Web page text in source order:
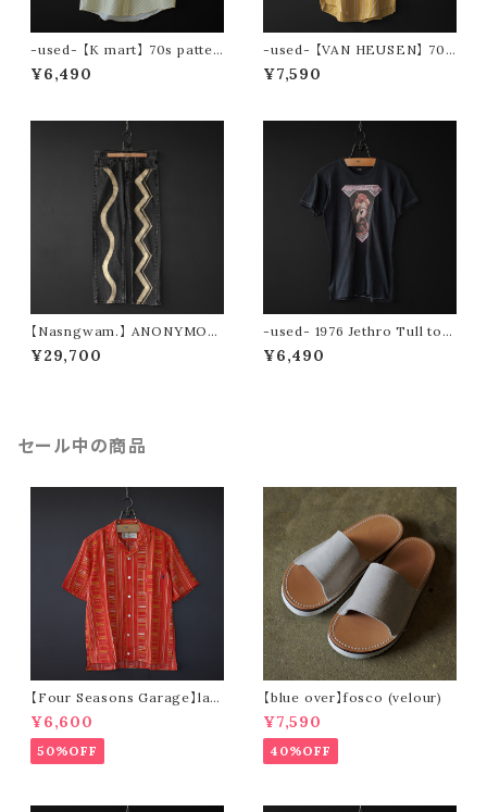
-used- 【K mart】 70s patter
n s/s shirt
¥6,490
-used- 【VAN HEUSEN】 70s
stripe s/s shirt
¥7,590
【Nasngwam.】 ANONYMOU
S PANTS (size S)
¥29,700
-used- 1976 Jethro Tull tou
r tee
¥6,490
セール中の商品
【Four Seasons Garage】lad
der stripe open collar s/s s
hirt (orange)
¥6,600
50%OFF
【blue over】fosco (velour)
¥7,590
40%OFF